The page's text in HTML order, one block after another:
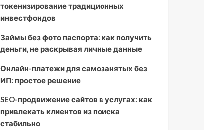
токенизирование традиционных
инвестфондов
Займы без фото паспорта: как получить
деньги, не раскрывая личные данные
Онлайн-платежи для самозанятых без
ИП: простое решение
SEO-продвижение сайтов в услугах: как
привлекать клиентов из поиска
стабильно